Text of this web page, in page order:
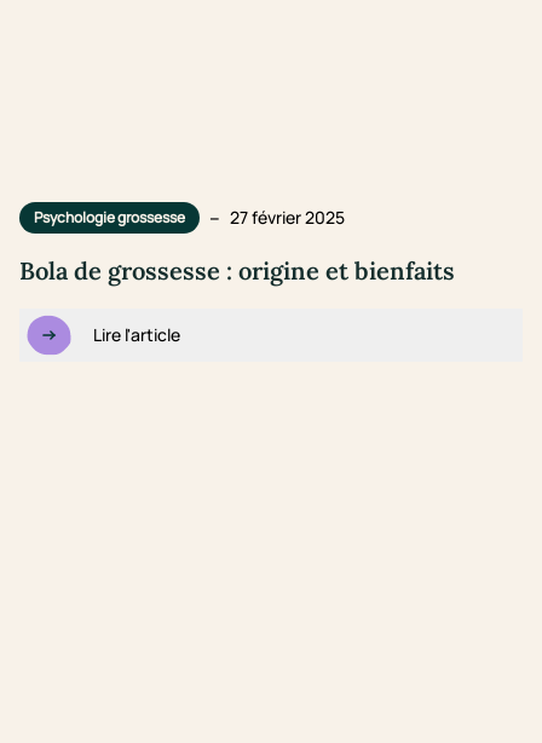
Psychologie grossesse – 27 février 2025
Bola de grossesse : origine et bienfaits
Lire l'article